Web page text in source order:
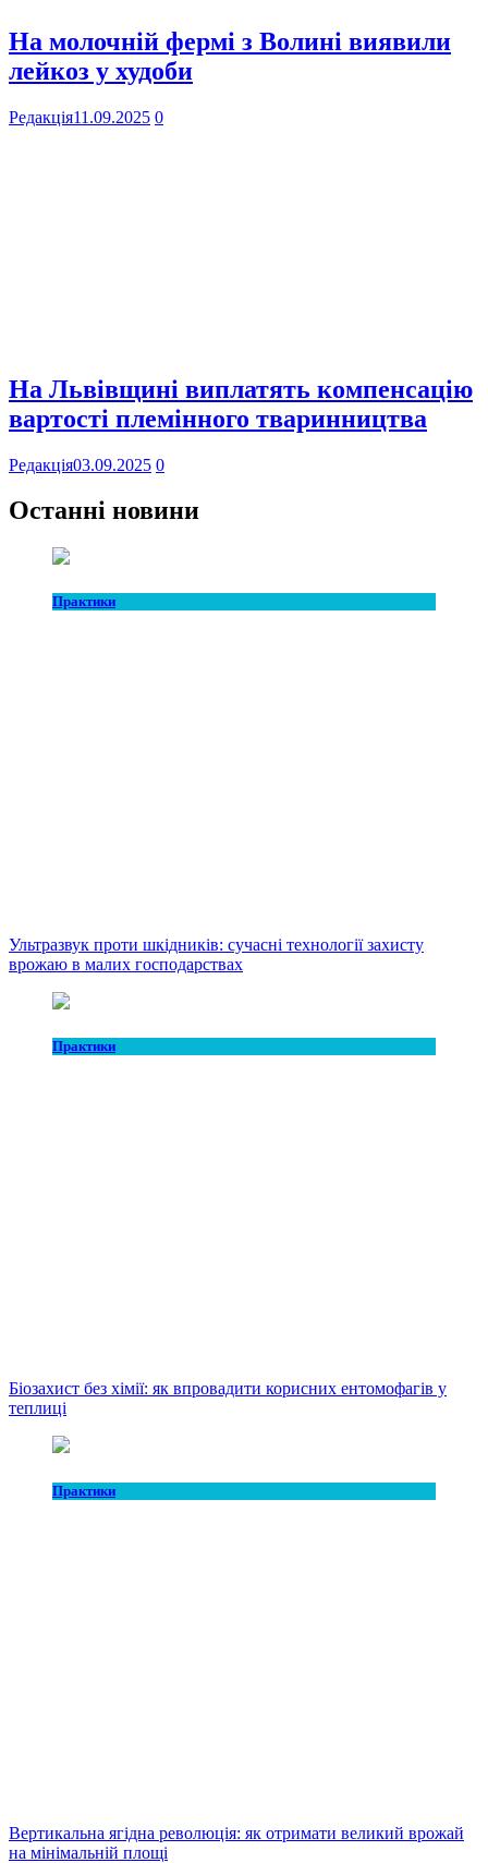
На молочній фермі з Волині виявили
лейкоз у худоби
Редакція11.09.2025 0
На Львівщині виплатять компенсацію
вартості племінного тваринництва
Редакція03.09.2025 0
Останні новини
Практики
Ультразвук проти шкідників: сучасні технології захисту
врожаю в малих господарствах
Практики
Біозахист без хімії: як впровадити корисних ентомофагів у
теплиці
Практики
Вертикальна ягідна революція: як отримати великий врожай
на мінімальній площі